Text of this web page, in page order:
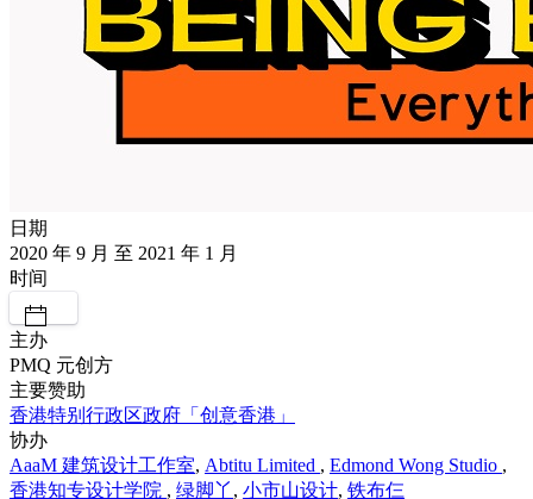
日期
2020 年 9 月 至 2021 年 1 月
时间
主办
PMQ 元创方
主要赞助
香港特别行政区政府「创意香港」
协办
AaaM 建筑设计工作室, Abtitu Limited , Edmond Wong Studio ,
香港知专设计学院 , 绿脚丫 , 小市山设计, 铁布仨